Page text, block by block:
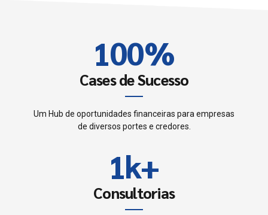
1
2
3
5
00%
Cases de Sucesso
Um Hub de oportunidades financeiras para empresas
de diversos portes e credores.
0
1
2
k+
Consultorias
3
4
5
6
7
0
1